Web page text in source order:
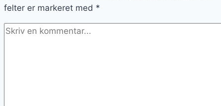
proteinrig
og
sund
felter er markeret med *